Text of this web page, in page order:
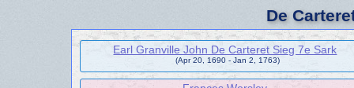
De
Earl Granville John De Carteret Sieg 7e Sark
(Apr 20, 1690 - Jan 2, 1763)